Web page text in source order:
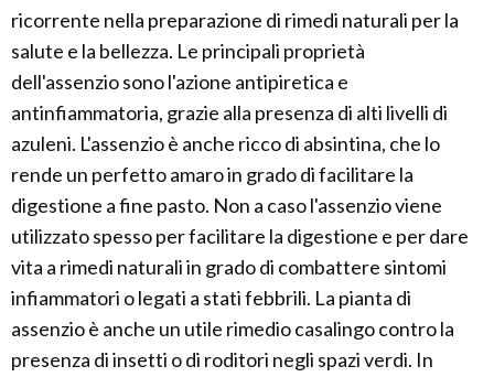
ricorrente nella preparazione di rimedi naturali per la
salute e la bellezza. Le principali proprietà
dell'assenzio sono l'azione antipiretica e
antinfiammatoria, grazie alla presenza di alti livelli di
azuleni. L'assenzio è anche ricco di absintina, che lo
rende un perfetto amaro in grado di facilitare la
digestione a fine pasto. Non a caso l'assenzio viene
utilizzato spesso per facilitare la digestione e per dare
vita a rimedi naturali in grado di combattere sintomi
infiammatori o legati a stati febbrili. La pianta di
assenzio è anche un utile rimedio casalingo contro la
presenza di insetti o di roditori negli spazi verdi. In